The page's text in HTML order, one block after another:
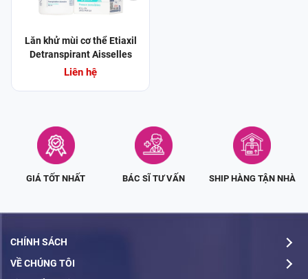
Lăn khử mùi cơ thể Etiaxil
Detranspirant Aisselles
Peaux Sensibles dành cho
Liên hệ
GIÁ TỐT NHẤT BÁC SĨ TƯ VẤN SHIP HÀNG TẬN NHÀ
CHÍNH SÁCH
VỀ CHÚNG TÔI